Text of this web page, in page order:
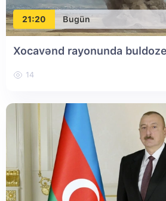
21:20 Bugün
Xocavənd rayonunda
14